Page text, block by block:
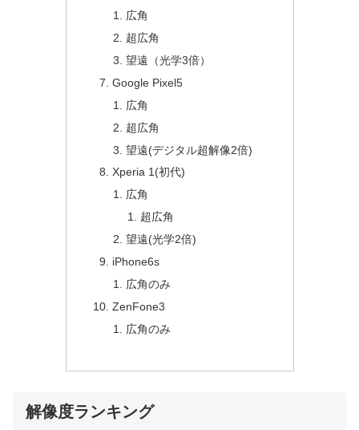
広角
超広角
望遠（光学3倍）
Google Pixel5
広角
超広角
望遠(デジタル超解像2倍)
Xperia 1(初代)
広角
超広角
望遠(光学2倍)
iPhone6s
広角のみ
ZenFone3
広角のみ
解像度ランキング